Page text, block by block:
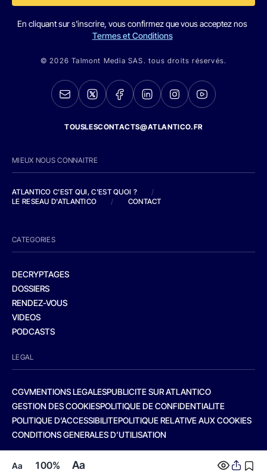
Aa 100% Aa
En cliquant sur s'inscrire, vous confirmez que vous acceptez nos
Termes et Conditions
© 2026 Talmont Media SAS. tous droits réservés.
TOUSLESCONTACTS@ATLANTICO.FR
MIEUX NOUS CONNAITRE
ATLANTICO C'EST QUI, C'EST QUOI ?
/
LE RESEAU D'ATLANTICO
/ CONTACT
CATEGORIES
DECRYPTAGES
DOSSIERS
RENDEZ-VOUS
VIDEOS
PODCASTS
LEGAL
CGVMENTIONS LEGALESPUBLICITE SUR ATLANTICO
GESTION DES COOKIESPOLITIQUE DE CONFIDENTIALITE
POLITIQUE D’ACCESSIBILITEPOLITIQUE RELATIVE AUX COOKIES
CONDITIONS GENERALES D’UTILISATION